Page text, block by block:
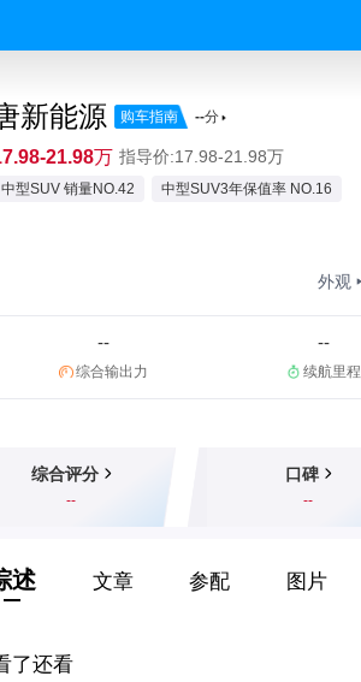
新能源 购车指南 --分
21.98万 指导价:17.98-21.98万
中型SUV 销量NO.42 中型SUV3年保值率 NO.16
外观
--
综合输出力
--
续航里程
综合评分
--
口碑
--
述 文章 参配 图片
了还看